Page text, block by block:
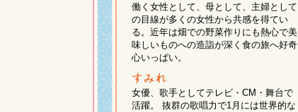
働く女性として、母として、主婦として
の目線が多くの女性から共感を得てい
る。近年は畑での野菜作りにも熱心で美
味しいものへの造詣が深く食の旅へ好奇
心いっぱい。
女優、歌手としてテレビ・CM・舞台で
活躍。 抜群の歌唱力で1月には世界的な